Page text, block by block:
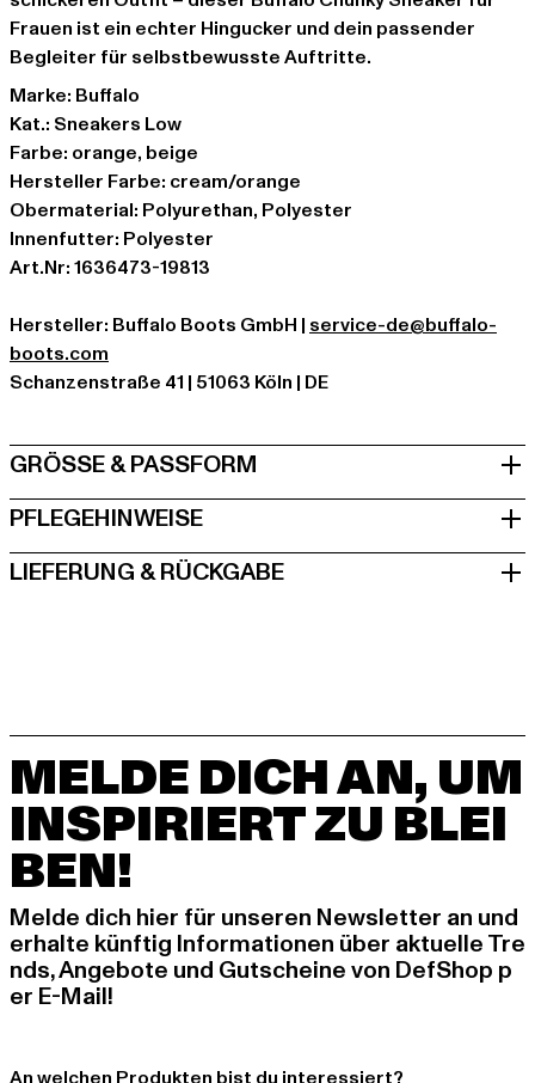
Frauen ist ein echter Hingucker und dein passender
Begleiter für selbstbewusste Auftritte.
Marke: Buffalo
Kat.: Sneakers Low
Farbe: orange, beige
Hersteller Farbe: cream/orange
Obermaterial: Polyurethan, Polyester
Innenfutter: Polyester
Art.Nr: 1636473-19813
Hersteller: Buffalo Boots GmbH | service-de@buffalo-
boots.com
Schanzenstraße 41 | 51063 Köln | DE
GRÖSSE & PASSFORM
PFLEGEHINWEISE
LIEFERUNG & RÜCKGABE
MELDE DICH AN, UM
INSPIRIERT ZU BLEI
BEN!
Melde dich hier für unseren Newsletter an und
erhalte künftig Informationen über aktuelle Tre
nds, Angebote und Gutscheine von DefShop p
er E-Mail!